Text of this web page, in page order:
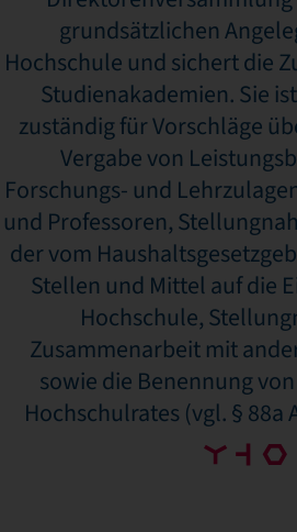
grundsätzlichen
Hochschule und sichert die
Studienakademien. Sie
zuständig für Vorschläge
Vergabe von
Forschungs- und
und Professoren,
der vom
Stellen und Mittel auf die
Hochschule,
Zusammenarbeit mit
sowie die Benennung
Hochschulrates (vgl. § 88a